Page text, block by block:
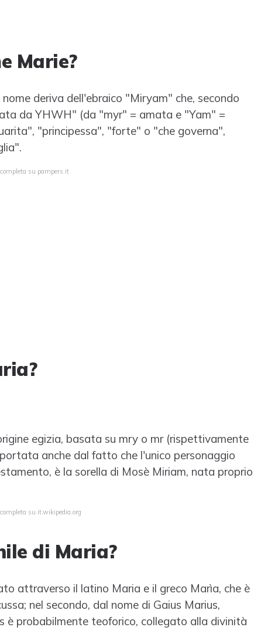
Marie?
deriva dell'ebraico "Miryam" che, secondo
da YHWH" (da "myr" = amata e "Yam" =
"principessa", "forte" o "che governa",
su pampers.it
egizia, basata su mry o mr (rispettivamente
anche dal fatto che l'unico personaggio
è la sorella di Mosè Miriam, nata proprio
su it.wikipedia.org
di Maria?
attraverso il latino Maria e il greco Marìa, che è
nel secondo, dal nome di Gaius Marius,
è probabilmente teoforico, collegato alla divinità